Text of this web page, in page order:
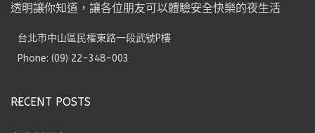
透明讓你知道，讓各位朋友可以體驗安全快樂的夜生活
台北市中山區民權東路一段武號P樓
Phone: (09) 22-348-003
RECENT POSTS